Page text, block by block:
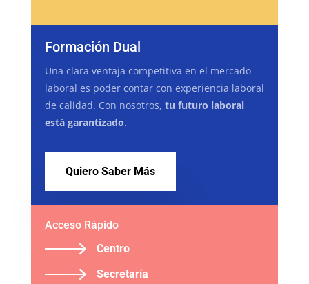
Formación Dual
Una clara ventaja competitiva en el mercado
laboral es poder contar con experiencia laboral
de calidad. Con nosotros, tu futuro laboral
está garantizado.
Quiero Saber Más
Acceso Rápido
Centro
Secretaría